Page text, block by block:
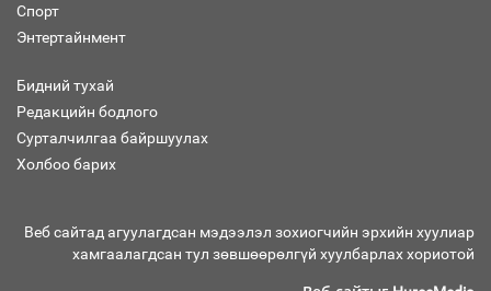
Спорт
Энтертайнмент
Бидний тухай
Редакцийн бодлого
Сурталчилгаа байршуулах
Холбоо барих
Веб сайтад агуулагдсан мэдээлэл зохиогчийн эрхийн хуулиар
хамгаалагдсан тул зөвшөөрөлгүй хуулбарлах хориотой